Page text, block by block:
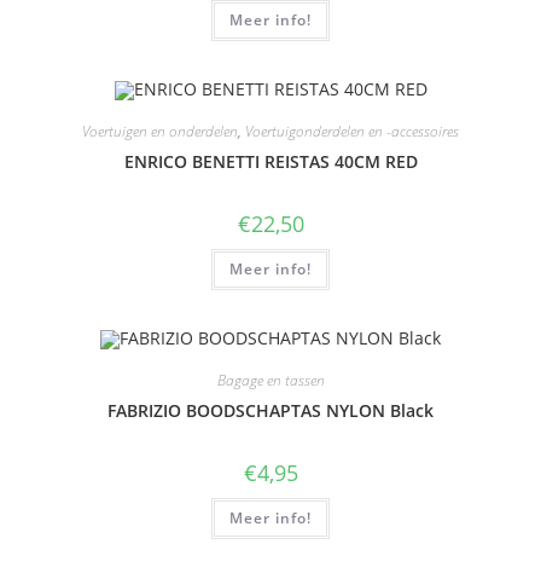
Meer info!
Voertuigen en onderdelen, Voertuigonderdelen en -accessoires
ENRICO BENETTI REISTAS 40CM RED
€22,50
Meer info!
Bagage en tassen
FABRIZIO BOODSCHAPTAS NYLON Black
€4,95
Meer info!